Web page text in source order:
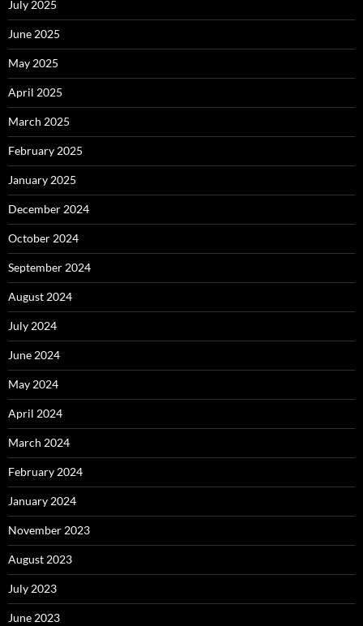
July 2025
June 2025
May 2025
April 2025
March 2025
February 2025
January 2025
December 2024
October 2024
September 2024
August 2024
July 2024
June 2024
May 2024
April 2024
March 2024
February 2024
January 2024
November 2023
August 2023
July 2023
June 2023